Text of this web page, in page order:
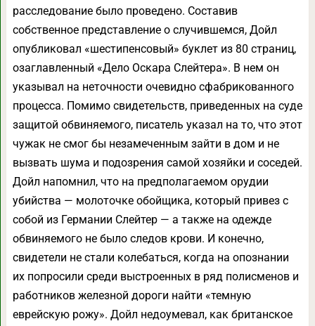
расследование было проведено. Составив
собственное представление о случившемся, Дойл
опубликовал «шестипенсовый» буклет из 80 страниц,
озаглавленный «Дело Оскара Слейтера». В нем он
указывал на неточности очевидно сфабрикованного
процесса. Помимо свидетельств, приведенных на суде
защитой обвиняемого, писатель указал на то, что этот
чужак не смог бы незамеченным зайти в дом и не
вызвать шума и подозрения самой хозяйки и соседей.
Дойл напомнил, что на предполагаемом орудии
убийства — молоточке обойщика, который привез с
собой из Германии Слейтер — а также на одежде
обвиняемого не было следов крови. И конечно,
свидетели не стали колебаться, когда на опознании
их попросили среди выстроенных в ряд полисменов и
работников железной дороги найти «темную
еврейскую рожу». Дойл недоумевал, как британское